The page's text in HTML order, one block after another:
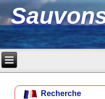
Recherche